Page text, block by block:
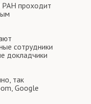
РАН проходит
сотрудники
докладчики
так
Google